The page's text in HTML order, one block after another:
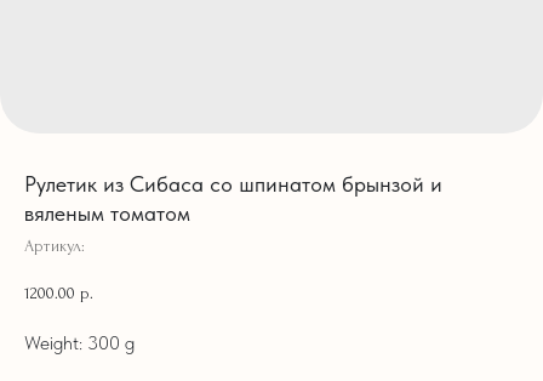
Рулетик из Сибаса со шпинатом брынзой и
вяленым томатом
Артикул:
1200.00 р.
Weight: 300 g